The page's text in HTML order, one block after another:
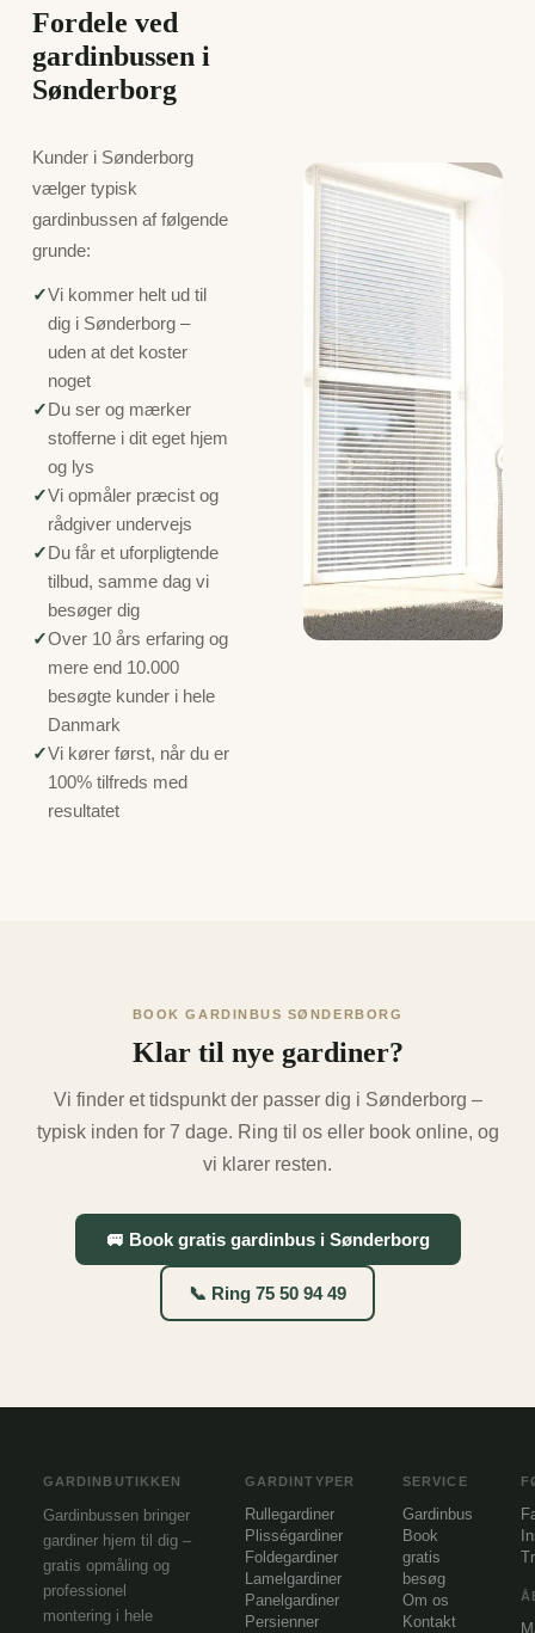
Fordele ved
gardinbussen i
Sønderborg
Kunder i Sønderborg
vælger typisk
gardinbussen af følgende
grunde:
✓Vi kommer helt ud til
dig i Sønderborg –
uden at det koster
noget
✓Du ser og mærker
stofferne i dit eget hjem
og lys
✓Vi opmåler præcist og
rådgiver undervejs
✓Du får et uforpligtende
tilbud, samme dag vi
besøger dig
✓Over 10 års erfaring og
mere end 10.000
besøgte kunder i hele
Danmark
✓Vi kører først, når du er
100% tilfreds med
resultatet
BOOK GARDINBUS SØNDERBORG
Klar til nye gardiner?
Vi finder et tidspunkt der passer dig i Sønderborg –
typisk inden for 7 dage. Ring til os eller book online, og
vi klarer resten.
🚐 Book gratis gardinbus i Sønderborg
📞 Ring 75 50 94 49
GARDINBUTIKKEN
Gardinbussen bringer
gardiner hjem til dig –
gratis opmåling og
professionel
montering i hele
GARDINTYPER
Rullegardiner
Plisségardiner
Foldegardiner
Lamelgardiner
Panelgardiner
Persienner
SERVICE
Gardinbus
Book
gratis
besøg
Om os
Kontakt